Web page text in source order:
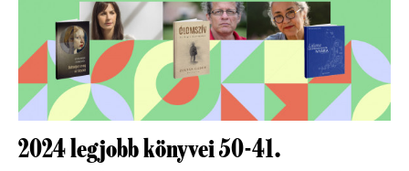
2024 legjobb könyvei 50-41.